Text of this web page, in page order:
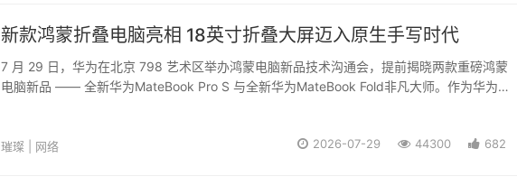
新款鸿蒙折叠电脑亮相 18英寸折叠大屏迈入原生手写时代
7 月 29 日，华为在北京 798 艺术区举办鸿蒙电脑新品技术沟通会，提前揭晓两款重磅鸿蒙
电脑新品 —— 全新华为MateBook Pro S 与全新华为MateBook Fold非凡大师。作为华为折
璀璨 | 网络 2026-07-29 44300 682